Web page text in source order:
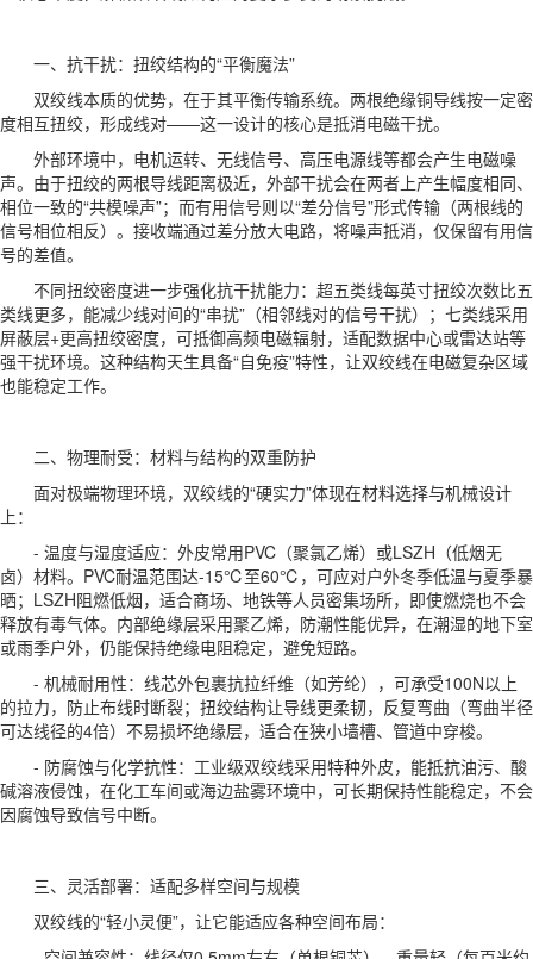
一、抗干扰：扭绞结构的“平衡魔法”
双绞线本质的优势，在于其平衡传输系统。两根绝缘铜导线按一定密
度相互扭绞，形成线对——这一设计的核心是抵消电磁干扰。
外部环境中，电机运转、无线信号、高压电源线等都会产生电磁噪
声。由于扭绞的两根导线距离极近，外部干扰会在两者上产生幅度相同、
相位一致的“共模噪声”；而有用信号则以“差分信号”形式传输（两根线的
信号相位相反）。接收端通过差分放大电路，将噪声抵消，仅保留有用信
号的差值。
不同扭绞密度进一步强化抗干扰能力：超五类线每英寸扭绞次数比五
类线更多，能减少线对间的“串扰”（相邻线对的信号干扰）；七类线采用
屏蔽层+更高扭绞密度，可抵御高频电磁辐射，适配数据中心或雷达站等
强干扰环境。这种结构天生具备“自免疫”特性，让双绞线在电磁复杂区域
也能稳定工作。
二、物理耐受：材料与结构的双重防护
面对极端物理环境，双绞线的“硬实力”体现在材料选择与机械设计
上：
- 温度与湿度适应：外皮常用PVC（聚氯乙烯）或LSZH（低烟无
卤）材料。PVC耐温范围达-15℃至60℃，可应对户外冬季低温与夏季暴
晒；LSZH阻燃低烟，适合商场、地铁等人员密集场所，即使燃烧也不会
释放有毒气体。内部绝缘层采用聚乙烯，防潮性能优异，在潮湿的地下室
或雨季户外，仍能保持绝缘电阻稳定，避免短路。
- 机械耐用性：线芯外包裹抗拉纤维（如芳纶），可承受100N以上
的拉力，防止布线时断裂；扭绞结构让导线更柔韧，反复弯曲（弯曲半径
可达线径的4倍）不易损坏绝缘层，适合在狭小墙槽、管道中穿梭。
- 防腐蚀与化学抗性：工业级双绞线采用特种外皮，能抵抗油污、酸
碱溶液侵蚀，在化工车间或海边盐雾环境中，可长期保持性能稳定，不会
因腐蚀导致信号中断。
三、灵活部署：适配多样空间与规模
双绞线的“轻小灵便”，让它能适应各种空间布局：